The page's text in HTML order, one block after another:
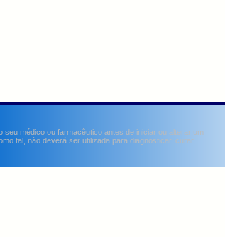
médico ou farmacêutico antes de iniciar ou alterar um
tal, não deverá ser utilizada para diagnosticar, curar,